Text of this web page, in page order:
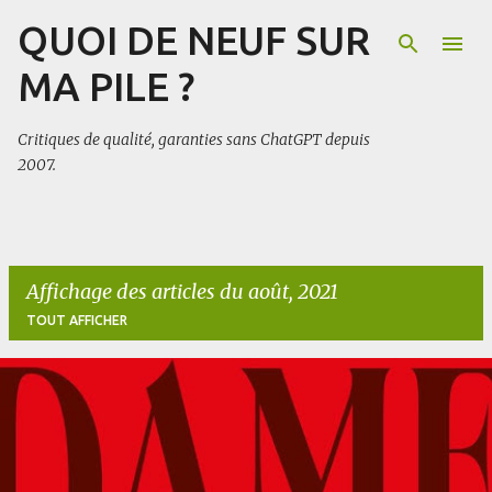
Accéder au contenu principal
QUOI DE NEUF SUR
MA PILE ?
Critiques de qualité, garanties sans ChatGPT depuis
2007.
Affichage des articles du août, 2021
TOUT AFFICHER
A